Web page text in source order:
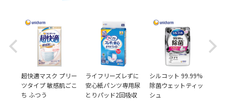
Previous
超快適マスク プリー
ツタイプ 敏感肌ごこ
ち ふつう
ライフリーズレずに
安心紙パンツ専用尿
とりパッド2回吸収
シルコット 99.99%
除菌ウェットティッ
シュ
Next